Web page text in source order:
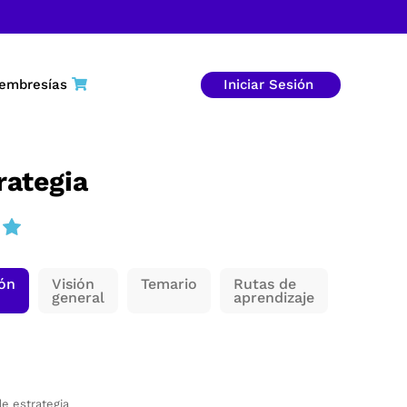
Iniciar Sesión
Visión
general
Temario Rutas de
aprendizaje
estrategia